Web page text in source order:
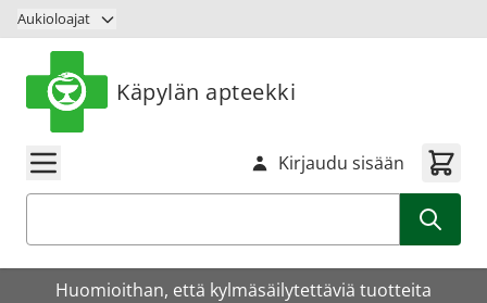
Siirry sisältöön
Aukioloajat
Käpylän apteekki
Kirjaudu sisään
Huomioithan, että kylmäsäilytettäviä tuotteita